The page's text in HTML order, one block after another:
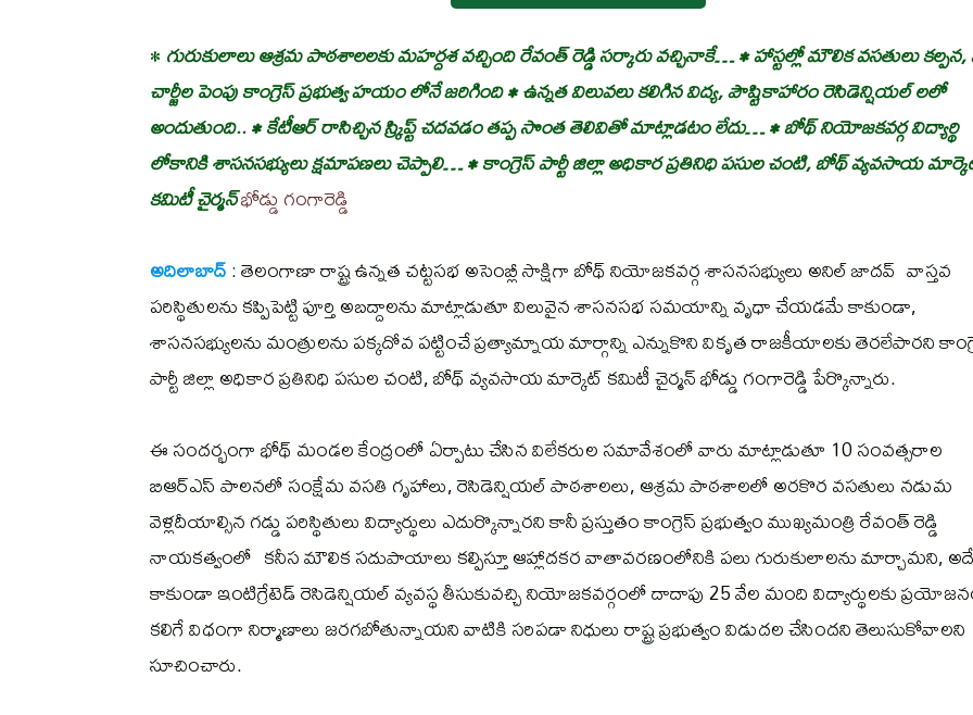
• గురుకులాలు ఆశ్రమ పాఠశాలలకు మహర్దశ వచ్చింది రేవంత్ రెడ్డి సర్కారు వచ్చినాకే… • హాస్టల్లో మౌలిక వసతులు
చార్జీల పెంపు కాంగ్రెస్ ప్రభుత్వ హయం లోనే జరిగింది • ఉన్నత విలువలు కలిగిన విద్య, పౌష్టికాహారం రెసిడెన్షియల్ లలో
అందుతుంది.. • కేటీఆర్ రాసిచ్చిన స్క్రిప్ట్ చదవడం తప్ప సొంత తెలివితో మాట్లాడటం లేదు… • బోథ్ నియోజకవర్గ విద్యార్థి
లోకానికి శాసనసభ్యులు క్షమాపణలు చెప్పాలి… • కాంగ్రెస్ పార్టీ జిల్లా అధికార ప్రతినిధి పసుల చంటి, బోథ్ వ్యవసాయ
కమిటీ చైర్మన్భోడ్డు గంగారెడ్డి
అదిలాబాద్: తెలంగాణా రాష్ట్ర ఉన్నత చట్టసభ అసెంబ్లీ సాక్షిగా బోథ్ నియోజకవర్గ శాసనసభ్యులు అనిల్ జాదవ్ వాస్తవ
పరిస్థితులను కప్పిపెట్టి పూర్తి అబద్దాలను మాట్లాడుతూ విలువైన శాసనసభ సమయాన్ని వృధా చేయడమే కాకుండా,
శాసనసభ్యులను మంత్రులను పక్కదోవ పట్టించే ప్రత్యామ్నాయ మార్గాన్ని ఎన్నుకొని వికృత రాజకీయాలకు తెరలేపారని
పార్టీ జిల్లా అధికార ప్రతినిధి పసుల చంటి, బోథ్ వ్యవసాయ మార్కెట్ కమిటీ చైర్మన్ భోడ్డు గంగారెడ్డి పేర్కొన్నారు.
ఈ సందర్భంగా భోథ్ మండల కేంద్రంలో ఏర్పాటు చేసిన విలేకరుల సమావేశంలో వారు మాట్లాడుతూ 10 సంవత్సరాల
బిఆర్ఎస్ పాలనలో సంక్షేమ వసతి గృహాలు, రెసిడెన్షియల్ పాఠశాలలు, ఆశ్రమ పాఠశాలలో అరకొర వసతులు నడుమ
వెళ్లదీయాల్సిన గడ్డు పరిస్థితులు విద్యార్థులు ఎదుర్కొన్నారని కానీ ప్రస్తుతం కాంగ్రెస్ ప్రభుత్వం ముఖ్యమంత్రి రేవంత్ రెడ్డి
నాయకత్వంలో కనీస మౌలిక సదుపాయాలు కల్పిస్తూ ఆహ్లాదకర వాతావరణంలోనికి పలు గురుకులాలను మార్చామని,
కాకుండా ఇంటిగ్రేటెడ్ రెసిడెన్షియల్ వ్యవస్థ తీసుకువచ్చి నియోజకవర్గంలో దాదాపు 25 వేల మంది విద్యార్థులకు
కలిగే విధంగా నిర్మాణాలు జరగబోతున్నాయని వాటికి సరిపడా నిధులు రాష్ట్ర ప్రభుత్వం విడుదల చేసిందని తెలుసుకోవాలని
సూచించారు.